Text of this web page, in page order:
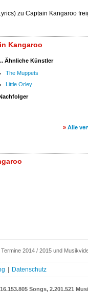
zu Captain Kangaroo
Kangaroo
Ähnliche Künstler
The Muppets
Little Orley
» Alle
2014 / 2015 und
Datenschutz
Songs, 2.201.521